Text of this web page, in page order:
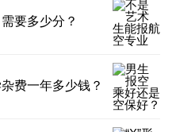
要多少分？
费一年多少钱？